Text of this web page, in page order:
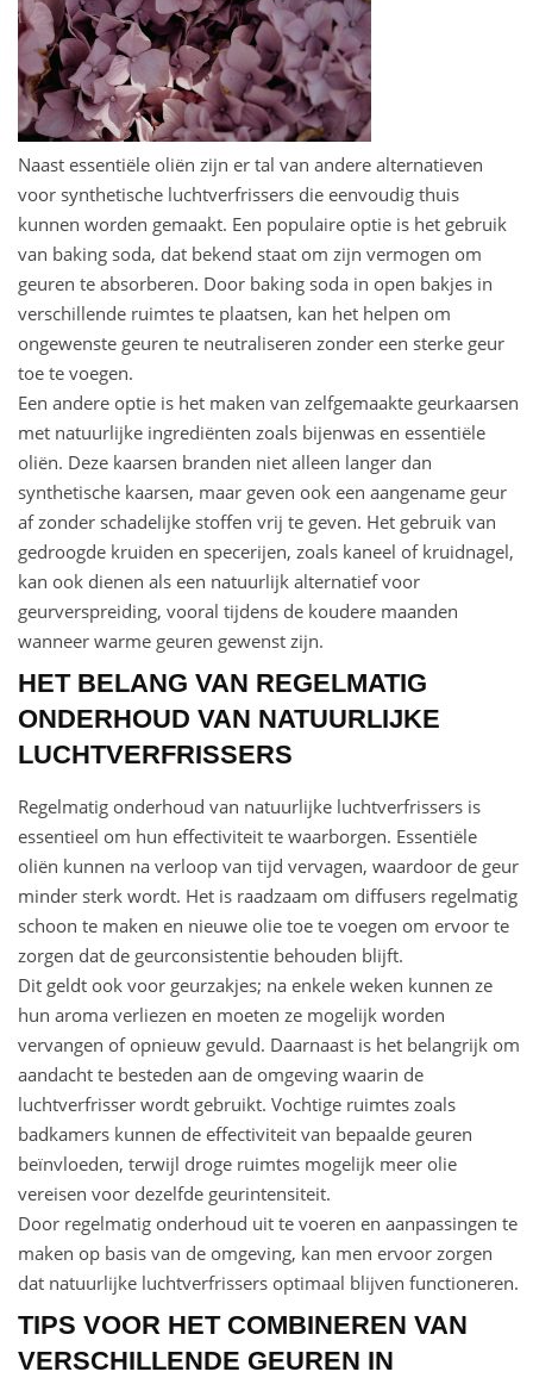
Naast essentiële oliën zijn er tal van andere alternatieven
voor synthetische luchtverfrissers die eenvoudig thuis
kunnen worden gemaakt. Een populaire optie is het gebruik
van baking soda, dat bekend staat om zijn vermogen om
geuren te absorberen. Door baking soda in open bakjes in
verschillende ruimtes te plaatsen, kan het helpen om
ongewenste geuren te neutraliseren zonder een sterke geur
toe te voegen.
Een andere optie is het maken van zelfgemaakte geurkaarsen
met natuurlijke ingrediënten zoals bijenwas en essentiële
oliën. Deze kaarsen branden niet alleen langer dan
synthetische kaarsen, maar geven ook een aangename geur
af zonder schadelijke stoffen vrij te geven. Het gebruik van
gedroogde kruiden en specerijen, zoals kaneel of kruidnagel,
kan ook dienen als een natuurlijk alternatief voor
geurverspreiding, vooral tijdens de koudere maanden
wanneer warme geuren gewenst zijn.
HET BELANG VAN REGELMATIG
ONDERHOUD VAN NATUURLIJKE
LUCHTVERFRISSERS
Regelmatig onderhoud van natuurlijke luchtverfrissers is
essentieel om hun effectiviteit te waarborgen. Essentiële
oliën kunnen na verloop van tijd vervagen, waardoor de geur
minder sterk wordt. Het is raadzaam om diffusers regelmatig
schoon te maken en nieuwe olie toe te voegen om ervoor te
zorgen dat de geurconsistentie behouden blijft.
Dit geldt ook voor geurzakjes; na enkele weken kunnen ze
hun aroma verliezen en moeten ze mogelijk worden
vervangen of opnieuw gevuld. Daarnaast is het belangrijk om
aandacht te besteden aan de omgeving waarin de
luchtverfrisser wordt gebruikt. Vochtige ruimtes zoals
badkamers kunnen de effectiviteit van bepaalde geuren
beïnvloeden, terwijl droge ruimtes mogelijk meer olie
vereisen voor dezelfde geurintensiteit.
Door regelmatig onderhoud uit te voeren en aanpassingen te
maken op basis van de omgeving, kan men ervoor zorgen
dat natuurlijke luchtverfrissers optimaal blijven functioneren.
TIPS VOOR HET COMBINEREN VAN
VERSCHILLENDE GEUREN IN